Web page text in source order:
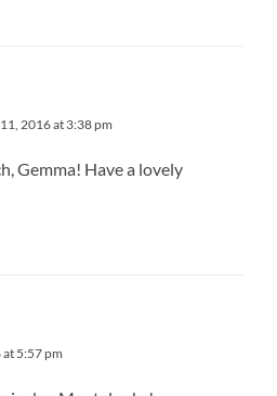
2016 at 3:38 pm
Gemma! Have a lovely
5:57 pm